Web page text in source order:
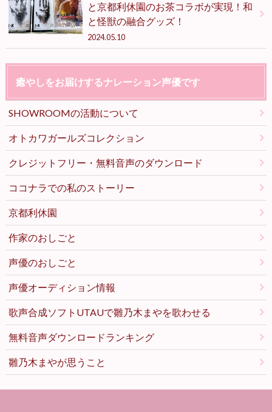
と京都利休園のお茶コラボが実現！和
と怪獣の融合グッズ！
2024.05.10
癒やしをお届けするナレーション声優です
SHOWROOMの活動について
オトカワガールズコレクション
クレジットフリー・無料音声のダウンロード
ココナラでの私のストーリー
京都利休園
作家のおしごと
声優のおしごと
声優オーディション情報
歌声合成ソフトUTAUで雛乃木まやを歌わせる
無料音声ダウンロードランキング
雛乃木まやが思うこと